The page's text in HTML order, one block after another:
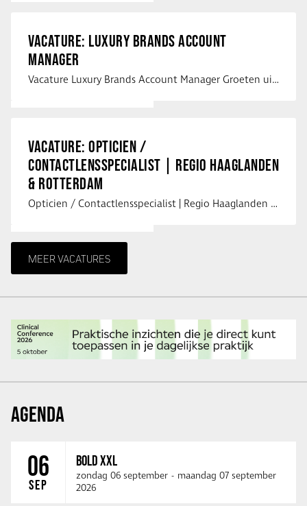
VACATURE: LUXURY BRANDS ACCOUNT
MANAGER
Vacature Luxury Brands Account Manager Groeten uit Spanje! Vanaf mijn …
VACATURE: OPTICIEN /
CONTACTLENSSPECIALIST | REGIO HAAGLANDEN
& ROTTERDAM
Opticien / Contactlensspecialist | Regio Haaglanden & Rotterdam Saludos uit …
MEER VACATURES
AGENDA
06
SEP
BOLD XXL
zondag 06 september - maandag 07 september
2026